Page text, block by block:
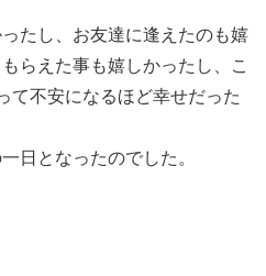
たし、お友達に逢えたのも嬉
らえた事も嬉しかったし、こ
て不安になるほど幸せだった
日となったのでした。